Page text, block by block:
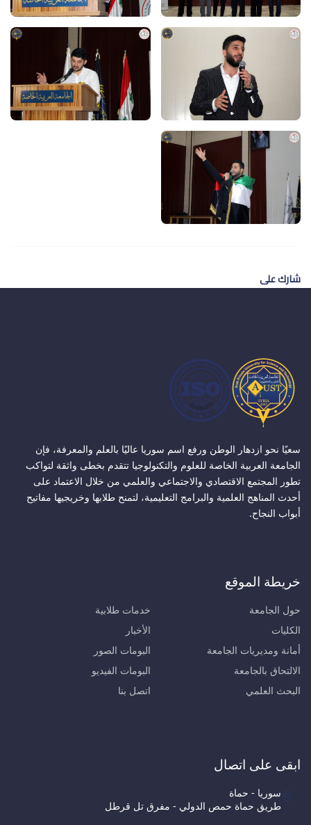
شارك على
سعيًا نحو ازدهار الوطن ورفع اسم سوريا عاليًا بالعلم والمعرفة، فإن
الجامعة العربية الخاصة للعلوم والتكنولوجيا تتقدم بخطى واثقة لتواكب
تطور المجتمع الاقتصادي والاجتماعي والعلمي من خلال الاعتماد على
أحدث المناهج العلمية والبرامج التعليمية، لتمنح طلابها وخريجيها مفاتيح
أبواب النجاح.
خريطة الموقع
حول الجامعة
الكليات
أمانة ومديريات الجامعة
الالتحاق بالجامعة
البحث العلمي
خدمات طلابية
الأخبار
البومات الصور
البومات الفيديو
اتصل بنا
ابقى على اتصال
سوريا - حماة
طريق حماة حمص الدولي - مفرق تل قرطل